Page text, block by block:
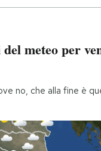
meteo per
no, che alla fine è